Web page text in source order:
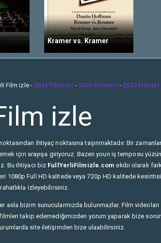
Kramer vs. Kramer
Film izle - 2024 Filmleri - 2023 Filmleri - 2022
izle
ihtiyaç noktasına taşınmaktadır. Bir
için arayışa giriyoruz. Bazen youn iş temposu
Bu ihtiyacı biz FullYerliFilmizle.com ekibi olarak
1080p Full HD kalitede veya 720p HD kalitede
izleyebilirsiniz.
asla bizim sunucularmızda bulunmazlar. Film
takip edemediğimizden yorum yaparak bize
site iletişimden bize ulaabilirsiniz.